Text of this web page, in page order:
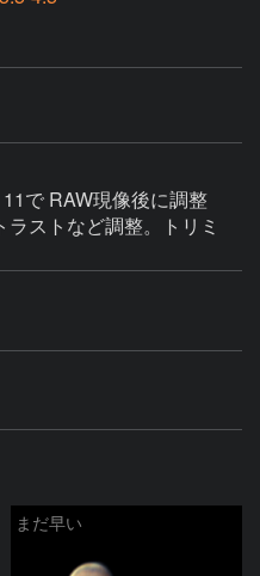
で RAW現像後に調整
ストなど調整。トリミ
まだ早い